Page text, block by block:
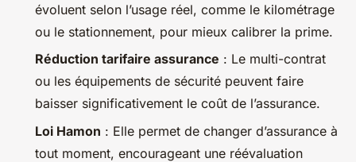
évoluent selon l’usage réel, comme le kilométrage
ou le stationnement, pour mieux calibrer la prime.
Réduction tarifaire assurance : Le multi-contrat
ou les équipements de sécurité peuvent faire
baisser significativement le coût de l’assurance.
Loi Hamon : Elle permet de changer d’assurance à
tout moment, encourageant une réévaluation